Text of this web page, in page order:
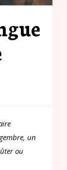
un
ou